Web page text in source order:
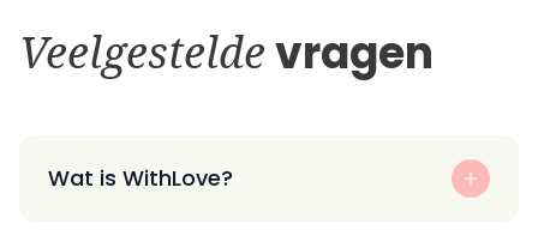
Veelgesteldevragen
Wat is WithLove?